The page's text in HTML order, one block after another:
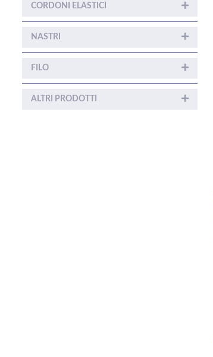
CORDONI ELASTICI
NASTRI
FILO
ALTRI PRODOTTI